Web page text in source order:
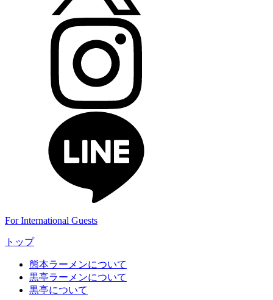
For International Guests
トップ
熊本ラーメンについて
黒亭ラーメンについて
黒亭について